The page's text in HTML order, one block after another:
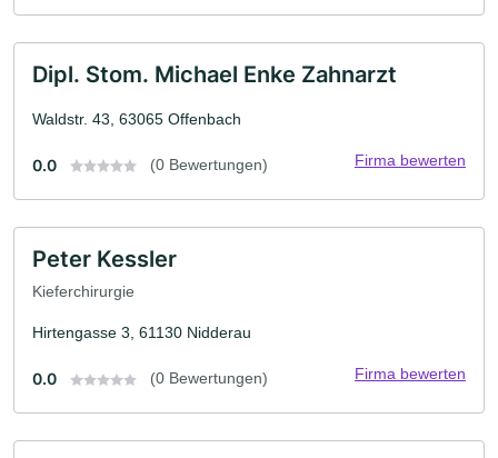
Dipl. Stom. Michael Enke Zahnarzt
Waldstr. 43, 63065 Offenbach
0.0 (0 Bewertungen) Firma bewerten
Peter Kessler
Kieferchirurgie
Hirtengasse 3, 61130 Nidderau
0.0 (0 Bewertungen) Firma bewerten